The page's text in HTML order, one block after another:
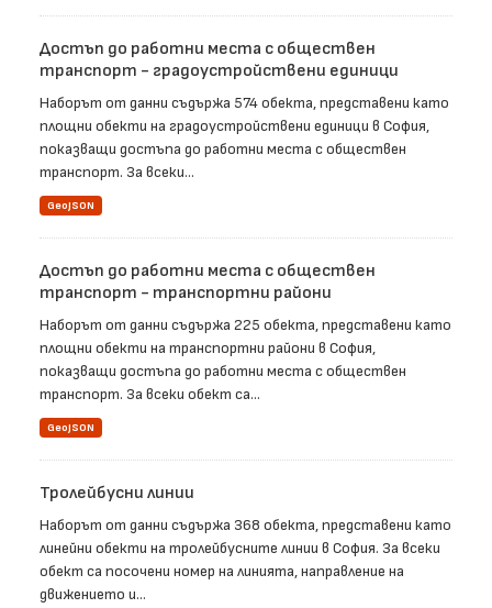
Достъп до работни места с обществен
транспорт - градоустройствени единици
Наборът от данни съдържа 574 обекта, представени като
площни обекти на градоустройствени единици в София,
показващи достъпа до работни места с обществен
транспорт. За всеки...
GeoJSON
Достъп до работни места с обществен
транспорт - транспортни райони
Наборът от данни съдържа 225 обекта, представени като
площни обекти на транспортни райони в София,
показващи достъпа до работни места с обществен
транспорт. За всеки обект са...
GeoJSON
Тролейбусни линии
Наборът от данни съдържа 368 обекта, представени като
линейни обекти на тролейбусните линии в София. За всеки
обект са посочени номер на линията, направление на
движението и...